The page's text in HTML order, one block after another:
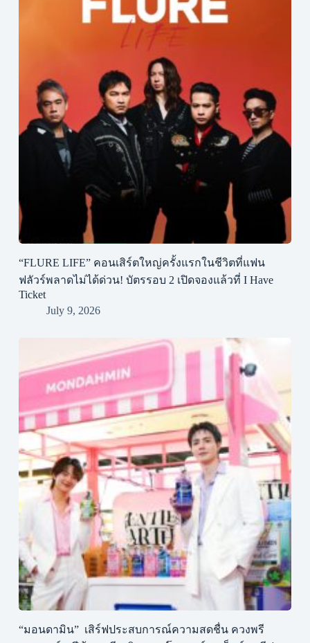
“FLURE LIFE” คอนเสิร์ตใหญ่ครั้งแรกในชีวิตที่แฟน
ฟลัวร์พลาดไม่ได้ด่วน! บัตรรอบ 2 เปิดจองแล้วที่ I Have
Ticket
July 9, 2026
“มอนดามิน” เสิร์ฟประสบการณ์ความสดชื่น ควงพรี